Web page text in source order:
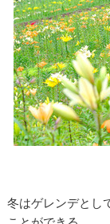
冬はゲレンデとし